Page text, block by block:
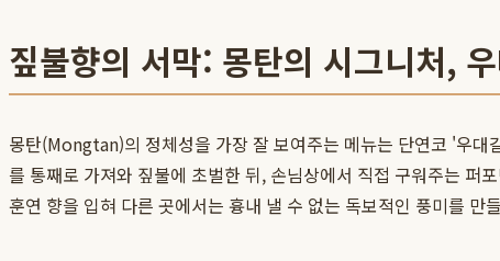
짚불향의 서막: 몽탄의 시그니처,
몽탄(Mongtan)의 정체성을 가장 잘 보여주는 메뉴는 단연코 '우대
를 통째로 가져와 짚불에 초벌한 뒤, 손님상에서 직접 구워주는 퍼
훈연 향을 입혀 다른 곳에서는 흉내 낼 수 없는 독보적인 풍미를 만